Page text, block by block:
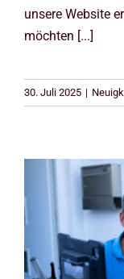
unsere Website
möchten [...]
30. Juli 2025 |